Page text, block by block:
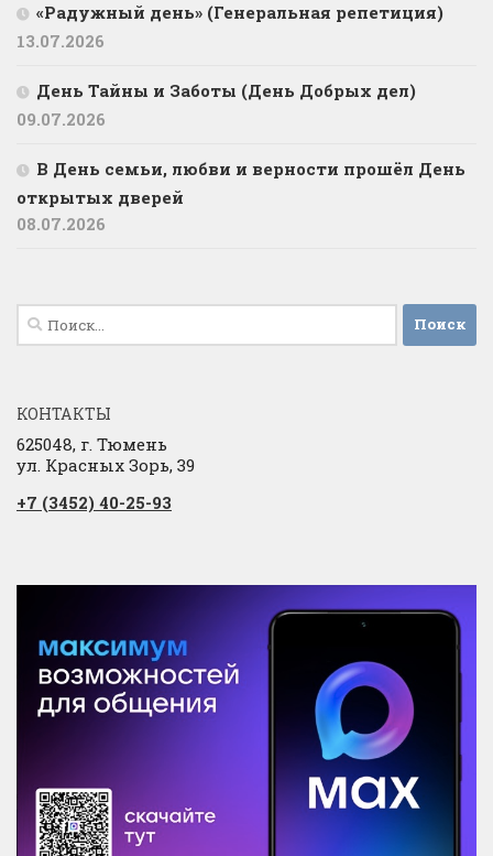
«Радужный день» (Генеральная репетиция)
13.07.2026
День Тайны и Заботы (День Добрых дел)
09.07.2026
В День семьи, любви и верности прошёл День
открытых дверей
08.07.2026
Найти:
КОНТАКТЫ
625048, г. Тюмень
ул. Красных Зорь, 39
+7 (3452) 40-25-93